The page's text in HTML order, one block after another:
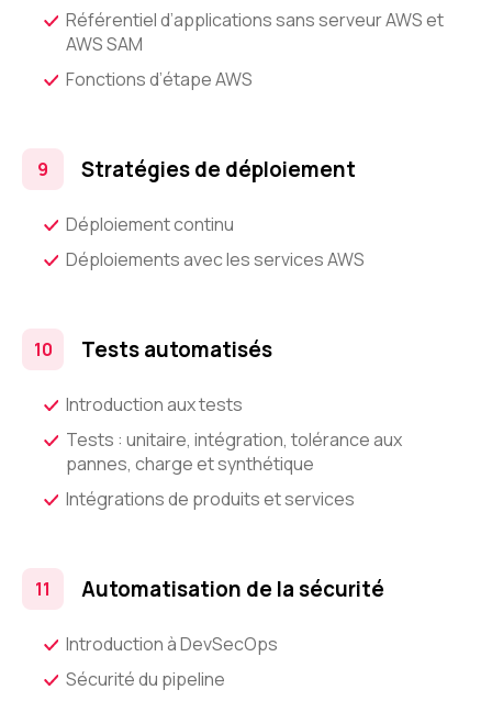
Référentiel d’applications sans serveur AWS et
AWS SAM
Fonctions d’étape AWS
Stratégies de déploiement
Déploiement continu
Déploiements avec les services AWS
Tests automatisés
Introduction aux tests
Tests : unitaire, intégration, tolérance aux
pannes, charge et synthétique
Intégrations de produits et services
Automatisation de la sécurité
Introduction à DevSecOps
Sécurité du pipeline